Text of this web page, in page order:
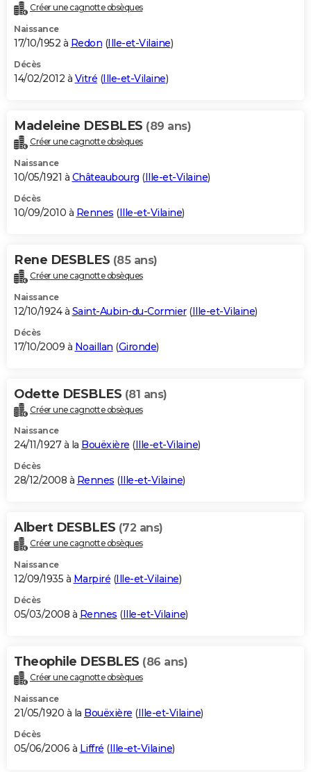
Créer une cagnotte obsèques
Naissance
17/10/1952 à Redon (Ille-et-Vilaine)
Décès
14/02/2012 à Vitré (Ille-et-Vilaine)
Madeleine DESBLES (89 ans)
Créer une cagnotte obsèques
Naissance
10/05/1921 à Châteaubourg (Ille-et-Vilaine)
Décès
10/09/2010 à Rennes (Ille-et-Vilaine)
Rene DESBLES (85 ans)
Créer une cagnotte obsèques
Naissance
12/10/1924 à Saint-Aubin-du-Cormier(Ille-et-Vilaine)
Décès
17/10/2009 à Noaillan (Gironde)
Odette DESBLES (81 ans)
Créer une cagnotte obsèques
Naissance
24/11/1927 à la Bouëxière (Ille-et-Vilaine)
Décès
28/12/2008 à Rennes (Ille-et-Vilaine)
Albert DESBLES (72 ans)
Créer une cagnotte obsèques
Naissance
12/09/1935 à Marpiré (Ille-et-Vilaine)
Décès
05/03/2008 à Rennes (Ille-et-Vilaine)
Theophile DESBLES (86 ans)
Créer une cagnotte obsèques
Naissance
21/05/1920 à la Bouëxière (Ille-et-Vilaine)
Décès
05/06/2006 à Liffré (Ille-et-Vilaine)